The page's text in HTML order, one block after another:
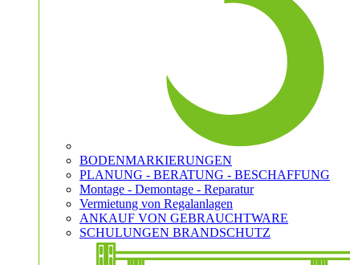
BODENMARKIERUNGEN
PLANUNG - BERATUNG - BESCHAFFUNG
Montage - Demontage - Reparatur
Vermietung von Regalanlagen
ANKAUF VON GEBRAUCHTWARE
SCHULUNGEN BRANDSCHUTZ